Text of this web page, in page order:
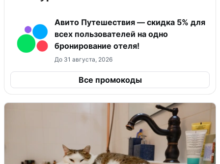
Авито Путешествия — скидка 5% для
всех пользователей на одно
бронирование отеля!
До 31 августа, 2026
Все промокоды